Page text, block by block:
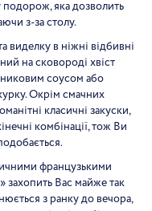
яка дозволить
з-за столу.
виделку в ніжні відбивні
на сковороді хвіст
соусом або
Окрім смачних
класичні закуски,
комбінації, тож Ви
французькими
захопить Вас майже так
з ранку до вечора,